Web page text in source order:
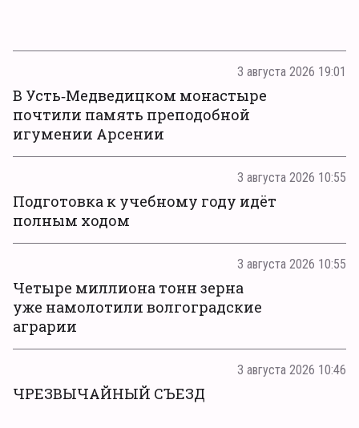
3 августа 2026 19:01
В Усть‑Медведицком монастыре
почтили память преподобной
игумении Арсении
3 августа 2026 10:55
Подготовка к учебному году идёт
полным ходом
3 августа 2026 10:55
Четыре миллиона тонн зерна
уже намолотили волгоградские
аграрии
3 августа 2026 10:46
ЧРЕЗВЫЧАЙНЫЙ СЪЕЗД